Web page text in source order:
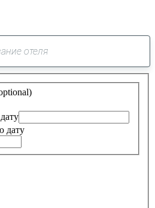
0
предложение
найдено
дату